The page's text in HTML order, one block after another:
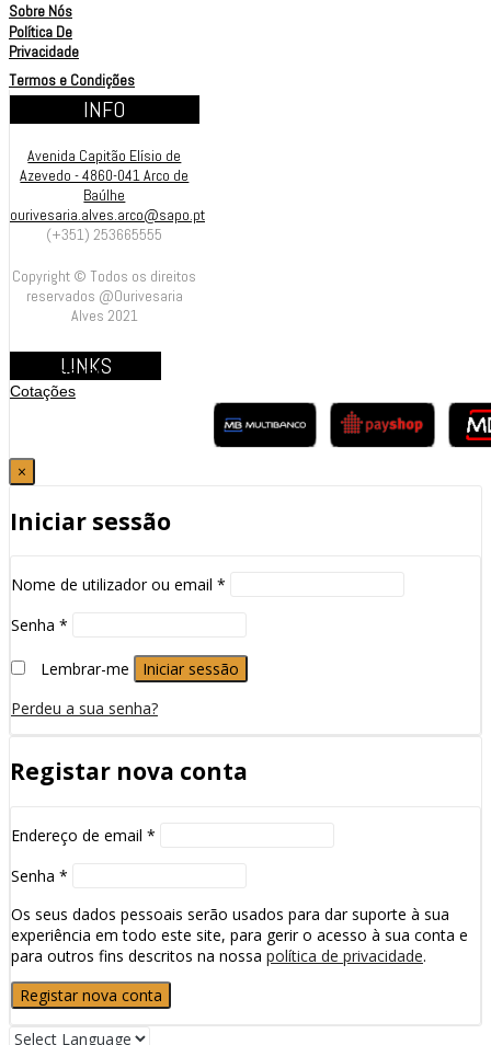
Sobre Nós
Política De
Privacidade
Termos e Condições
INFO
Avenida Capitão Elísio de
Azevedo - 4860-041 Arco de
Baúlhe
ourivesaria.alves.arco@sapo.pt
(+351) 253665555
Copyright © Todos os direitos
reservados @Ourivesaria
Alves 2021
LINKS
Contrastarias
Cotações
×
Iniciar sessão
Nome de utilizador ou email *
Senha *
Lembrar-me
Iniciar sessão
Perdeu a sua senha?
Registar nova conta
Endereço de email *
Senha *
Os seus dados pessoais serão usados para dar suporte à sua
experiência em todo este site, para gerir o acesso à sua conta e
para outros fins descritos na nossa política de privacidade.
Registar nova conta